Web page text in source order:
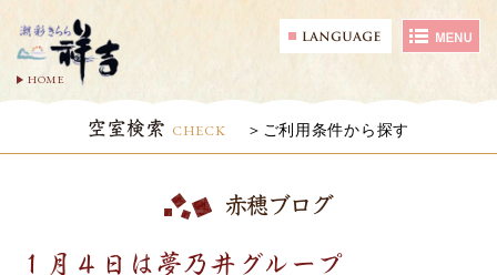
HOME
空室検索 CHECK ご利用条件から探す
赤穂ブログ
１月４日は夢乃井グループ